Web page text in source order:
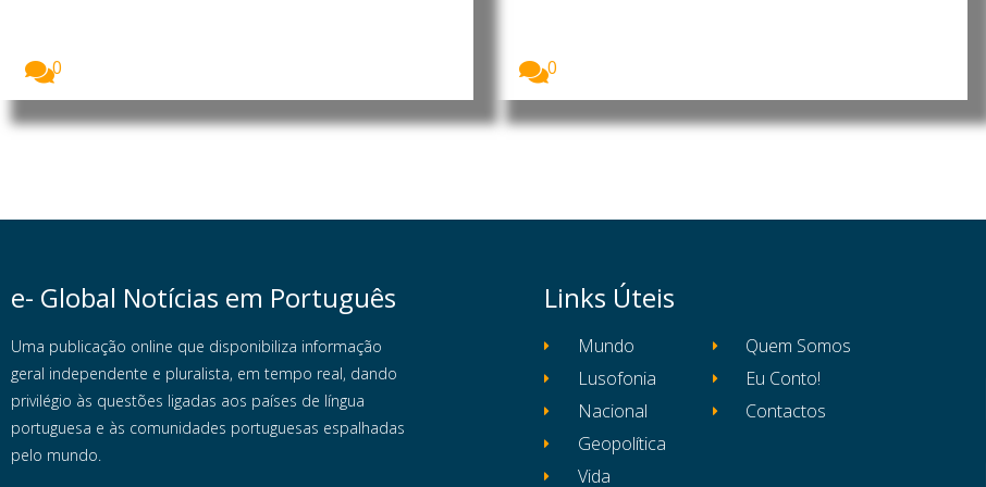
0
0
e- Global Notícias em Português
Uma publicação online que disponibiliza informação
geral independente e pluralista, em tempo real, dando
privilégio às questões ligadas aos países de língua
portuguesa e às comunidades portuguesas espalhadas
pelo mundo.
Links Úteis
Mundo
Lusofonia
Nacional
Geopolítica
Vida
Quem Somos
Eu Conto!
Contactos